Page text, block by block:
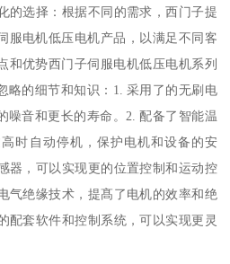
的选择：根据不同的需求，西门子提
服电机低压电机产品，以满足不同客
和优势西门子伺服电机低压电机系列
略的细节和知识：1. 采用了的无刷电
噪音和更长的寿命。2. 配备了智能温
时自动停机，保护电机和设备的安
器，可以实现更的位置控制和运动控
气绝缘技术，提髙了电机的效率和绝
配套软件和控制系统，可以实现更灵